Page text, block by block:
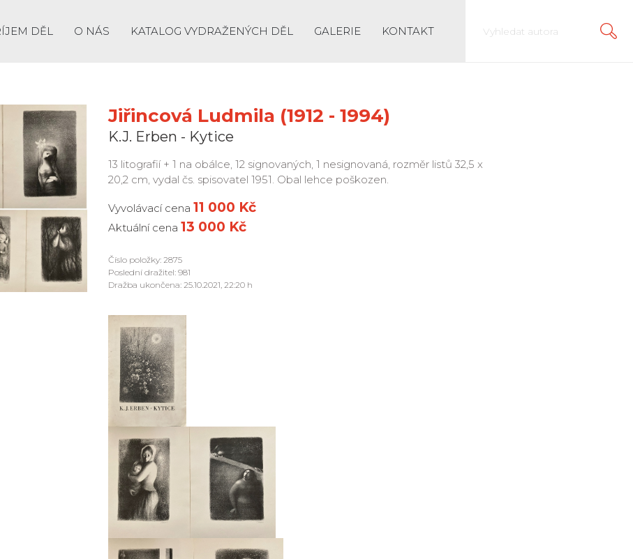
DĚL O NÁS KATALOG VYDRAŽENÝCH DĚL GALERIE KONTAKT
Jiřincová Ludmila (1912 - 1994)
K.J. Erben - Kytice
13 litografií + 1 na obálce, 12 signovaných, 1 nesignovaná, rozměr listů 32,5 x
20,2 cm, vydal čs. spisovatel 1951. Obal lehce poškozen.
Vyvolávací cena 11 000 Kč
Aktuální cena 13 000 Kč
Číslo položky: 2875
Poslední dražitel: 981
Dražba ukončena: 25.10.2021, 22:20 h